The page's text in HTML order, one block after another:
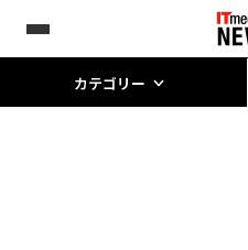
カテゴリー